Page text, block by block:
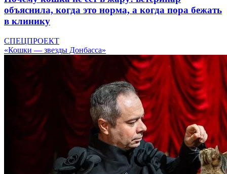
объяснила, когда это норма, а когда пора бежать
в клинику
СПЕЦПРОЕКТ
«Кошки — звезды Донбасса»